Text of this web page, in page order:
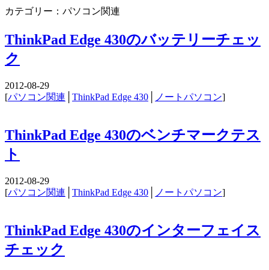
カテゴリー：パソコン関連
ThinkPad Edge 430のバッテリーチェッ
ク
2012-08-29
[パソコン関連 ThinkPad Edge 430 ノートパソコン]
ThinkPad Edge 430のベンチマークテス
ト
2012-08-29
[パソコン関連 ThinkPad Edge 430 ノートパソコン]
ThinkPad Edge 430のインターフェイス
チェック